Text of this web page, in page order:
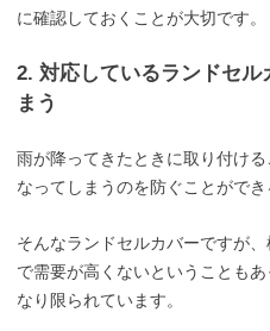
に確認しておくことが大切です。
2. 対応しているランドセル
まう
雨が降ってきたときに取り付け
なってしまうのを防ぐことができ
そんなランドセルカバーですが
で需要が高くないということも
なり限られています。